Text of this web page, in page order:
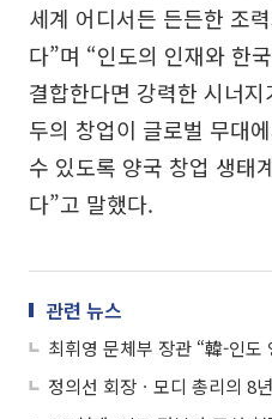
세계 어디서든 든든한 조
다”며 “인도의 인재와 한
결합한다면 강력한 시너
두의 창업이 글로벌 무대
수 있도록 양국 창업 생태
다”고 말했다.
관련 뉴스